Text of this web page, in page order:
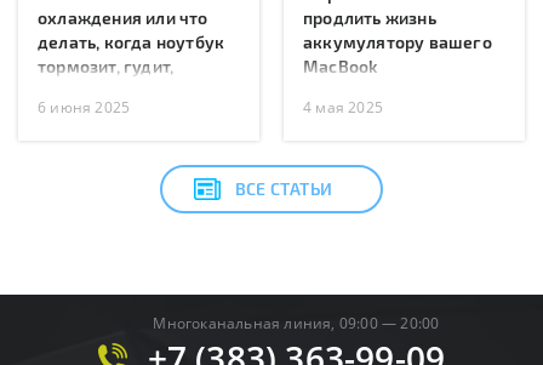
охлаждения или что
делать, когда ноутбук
тормозит, гудит,
перезагружается?
6 июня 2025
продлить жизнь
аккумулятору вашего
MacBook
4 мая 2025
ВСЕ СТАТЬИ
Многоканальная линия, 09:00 — 20:00